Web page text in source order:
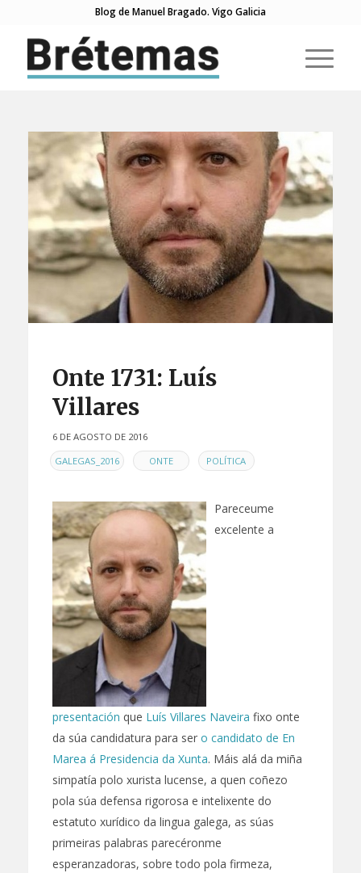
Blog de Manuel Bragado. Vigo Galicia
Onte 1731: Luís
Villares
6 DE AGOSTO DE 2016
ENGALEGAS_2016 , ONTE , POLÍTICA
Pareceume
excelente a
presentación que Luís Villares Naveira fixo onte
da súa candidatura para ser o candidato de En
Marea á Presidencia da Xunta. Máis alá da miña
simpatía polo xurista lucense, a quen coñezo
pola súa defensa rigorosa e intelixente do
estatuto xurídico da lingua galega, as súas
primeiras palabras parecéronme
esperanzadoras, sobre todo pola firmeza,